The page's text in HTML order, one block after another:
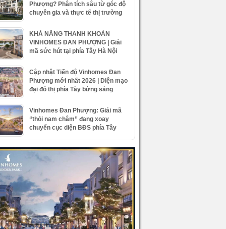
Phượng? Phân tích sâu từ góc độ
chuyên gia và thực tế thị trường
KHẢ NĂNG THANH KHOẢN
VINHOMES ĐAN PHƯỢNG | Giải
mã sức hút tại phía Tây Hà Nội
Cập nhật Tiến độ Vinhomes Đan
Phượng mới nhất 2026 | Diện mạo
đại đô thị phía Tây bừng sáng
Vinhomes Đan Phượng: Giải mã
“thỏi nam châm” đang xoay
chuyển cục diện BĐS phía Tây